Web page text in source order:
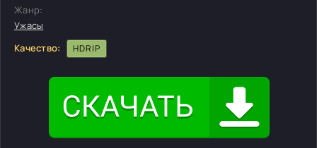
Жанр:
Ужасы
Качество:
HDRIP